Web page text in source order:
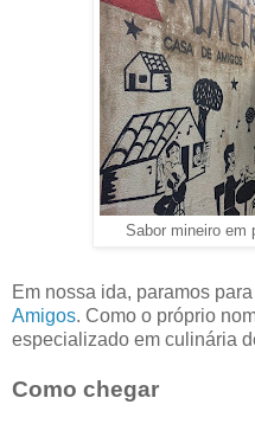
Sabor mineiro em
Em nossa ida, paramos
Amigos. Como o próprio
especializado em culinária
Como chegar